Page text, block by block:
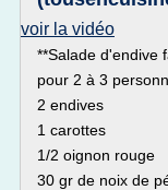
voir la vidéo
**Salade d'endive
pour 2 à 3
2 endives
1 carottes
1/2 oignon rouge
30 gr de noix de